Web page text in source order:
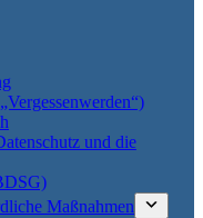
und die
Maßnahmen